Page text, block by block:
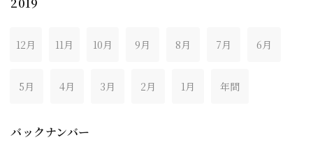
12月 11月 10月 9月 8月 7月 6月
5月 4月 3月 2月 1月 年間
バックナンバー